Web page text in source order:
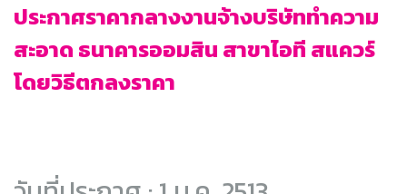
ประกาศราคากลางงานจ้างบริษัททำความ
สะอาด ธนาคารออมสิน สาขาไอที สแควร์
โดยวิธีตกลงราคา